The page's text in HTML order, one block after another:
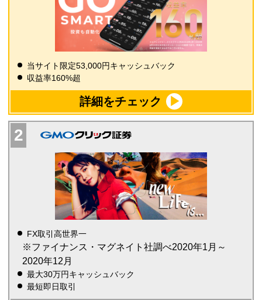
当サイト限定53,000円キャッシュバック
収益率160%超
詳細をチェック
FX取引高世界一
※ファイナンス・マグネイト社調べ2020年1月～
2020年12月
最大30万円キャッシュバック
最短即日取引